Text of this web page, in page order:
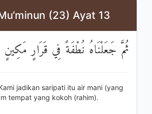
(23) Ayat 13
ثُمَّ جَعَلْنَاهُ نُطْفَةً فِي قَرَارٍ مَكِينٍ
jadikan saripati itu air mani (yang
tempat yang kokoh (rahim).